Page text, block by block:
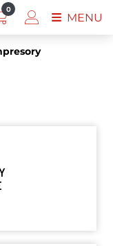
0
MENU